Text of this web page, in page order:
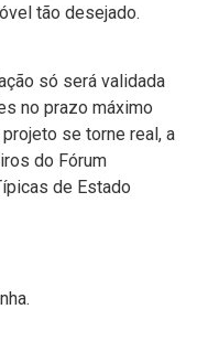
tão desejado.
só será validada
no prazo máximo
se torne real, a
do Fórum
de Estado